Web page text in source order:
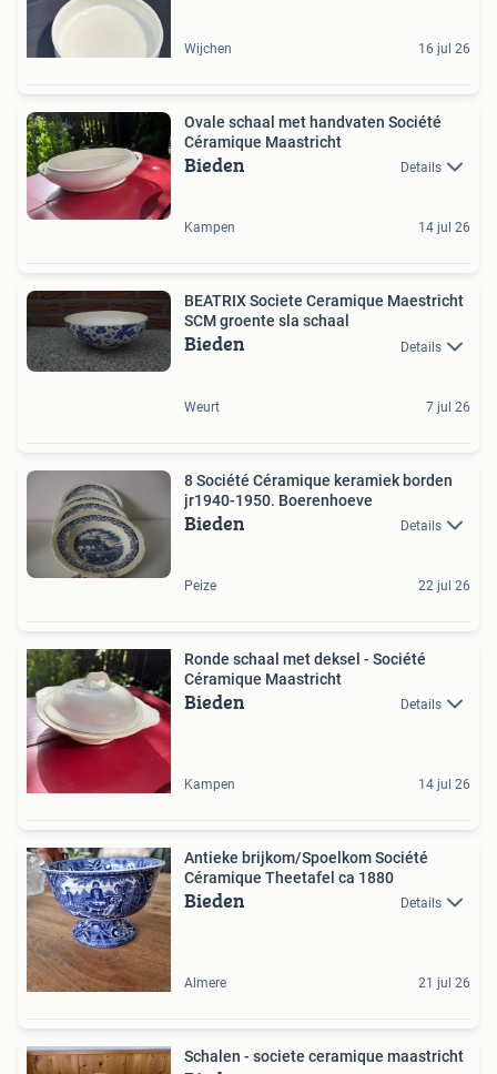
Wijchen 16 jul 26
Ovale schaal met handvaten Société
Céramique Maastricht
Bieden Details
Kampen 14 jul 26
BEATRIX Societe Ceramique Maestricht
SCM groente sla schaal
Bieden Details
Weurt 7 jul 26
8 Société Céramique keramiek borden
jr1940-1950. Boerenhoeve
Bieden Details
Peize 22 jul 26
Ronde schaal met deksel - Société
Céramique Maastricht
Bieden Details
Kampen 14 jul 26
Antieke brijkom/Spoelkom Société
Céramique Theetafel ca 1880
Bieden Details
Almere 21 jul 26
Schalen - societe ceramique maastricht